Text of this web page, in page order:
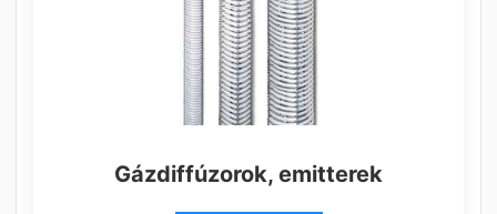
Gázdiffúzorok, emitterek